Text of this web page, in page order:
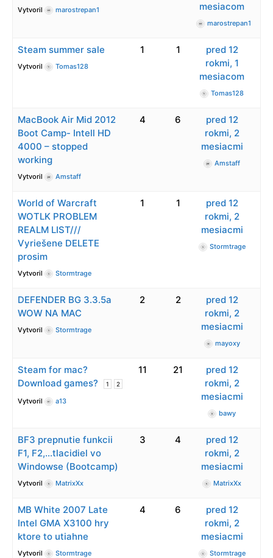
Vytvoril marostrepan1
mesiacom
marostrepan1
Steam summer sale
Vytvoril Tomas128
1 1
pred 12
rokmi, 1
mesiacom
Tomas128
MacBook Air Mid 2012
Boot Camp- Intell HD
4000 – stopped
working
Vytvoril Amstaff
4 6
pred 12
rokmi, 2
mesiacmi
Amstaff
World of Warcraft
WOTLK PROBLEM
REALM LIST///
Vyriešene DELETE
prosim
Vytvoril Stormtrage
1 1
pred 12
rokmi, 2
mesiacmi
Stormtrage
DEFENDER BG 3.3.5a
WOW NA MAC
Vytvoril Stormtrage
2 2
pred 12
rokmi, 2
mesiacmi
mayoxy
Steam for mac?
Download games?
1 2
Vytvoril a13
11 21
pred 12
rokmi, 2
mesiacmi
bawy
BF3 prepnutie funkcii
F1, F2,…tlacidiel vo
Windowse (Bootcamp)
Vytvoril MatrixXx
3 4
pred 12
rokmi, 2
mesiacmi
MatrixXx
MB White 2007 Late
Intel GMA X3100 hry
ktore to utiahne
Vytvoril Stormtrage
4 6
pred 12
rokmi, 2
mesiacmi
Stormtrage